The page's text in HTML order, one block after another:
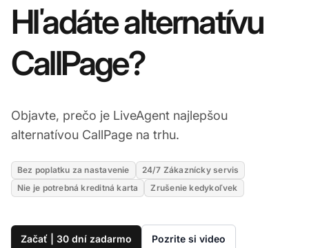
Hľadáte alternatívu
CallPage?
Objavte, prečo je LiveAgent najlepšou
alternatívou CallPage na trhu.
Bez poplatku za nastavenie
24/7 Zákaznícky servis
Nie je potrebná kreditná karta
Zrušenie kedykoľvek
Začať | 30 dní zadarmo Pozrite si video